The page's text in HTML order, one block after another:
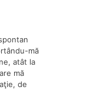
mă
atât la
mă
de